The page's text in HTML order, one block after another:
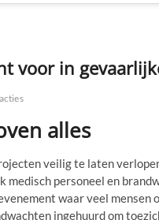
voor in
alles
veilig te laten
medisch personeel en
waar veel mensen
ingehuurd om